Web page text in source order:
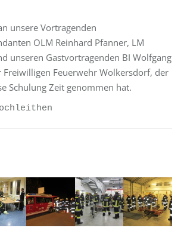
unsere Vortragenden
OLM Reinhard Pfanner, LM
unseren Gastvortragenden BI Wolfgang
Feuerwehr Wolkersdorf, der
Schulung Zeit genommen hat.